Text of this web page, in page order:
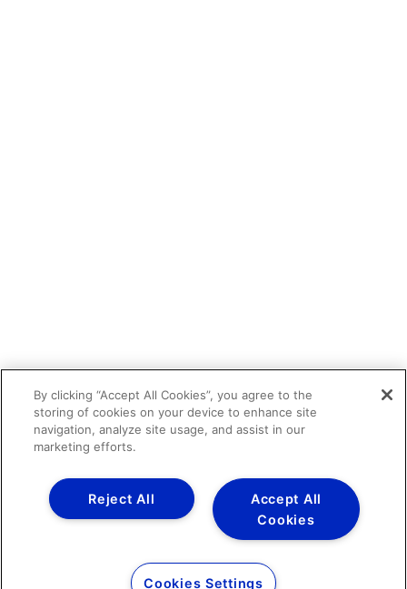
By clicking “Accept All Cookies”, you agree to the
storing of cookies on your device to enhance site
navigation, analyze site usage, and assist in our
marketing efforts.
Accept All
Cookies
Reject All
Cookies Settings